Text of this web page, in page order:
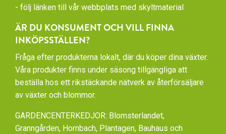
- följ länken till vår webbplats med skyltmaterial
ÄR DU KONSUMENT OCH VILL FINNA
INKÖPSSTÄLLEN?
Fråga efter produkterna lokalt, där du köper dina växter.
Våra produkter finns under säsong tillgängliga att
beställa hos ett rikstäckande nätverk av återförsäljare
av växter och blommor.
GARDENCENTERKEDJOR: Blomsterlandet,
Granngården, Hornbach, Plantagen, Bauhaus och